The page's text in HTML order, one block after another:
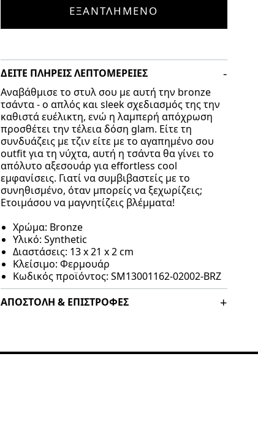
ΕΞΑΝΤΛΗΜΈΝΟ
ΔΕΊΤΕ ΠΛΉΡΕΙΣ ΛΕΠΤΟΜΈΡΕΙΕΣ
Αναβάθμισε το στυλ σου με αυτή την bronze
τσάντα - o απλός και sleek σχεδιασμός της την
καθιστά ευέλικτη, ενώ η λαμπερή απόχρωση
προσθέτει την τέλεια δόση glam. Είτε τη
συνδυάζεις με τζιν είτε με το αγαπημένο σου
outfit για τη νύχτα, αυτή η τσάντα θα γίνει το
απόλυτο αξεσουάρ για effortless cool
εμφανίσεις. Γιατί να συμβιβαστείς με το
συνηθισμένο, όταν μπορείς να ξεχωρίζεις;
Ετοιμάσου να μαγνητίζεις βλέμματα!
Χρώμα: Bronze
Υλικό: Synthetic
Διαστάσεις: 13 x 21 x 2 cm
Κλείσιμο: Φερμουάρ
Κωδικός προϊόντος: SM13001162-02002-BRZ
ΑΠΟΣΤΟΛΉ & ΕΠΙΣΤΡΟΦΈΣ